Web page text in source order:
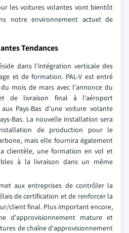
les voitures volantes vont bientôt
notre environnement actuel de
Tendances
dans l'intégration verticale des
et de formation. PAL-V est entré
mois de mars avec l'annonce du
de livraison final à l'aéroport
Pays-Bas d'une voiture volante
Bas. La nouvelle installation sera
de production pour le
mais elle fournira également
clientèle, une formation en vol et
à la livraison dans un même
aux entreprises de contrôler la
de certification et de renforcer la
client final. Plus important encore,
d'approvisionnement mature et
de chaîne d'approvisionnement